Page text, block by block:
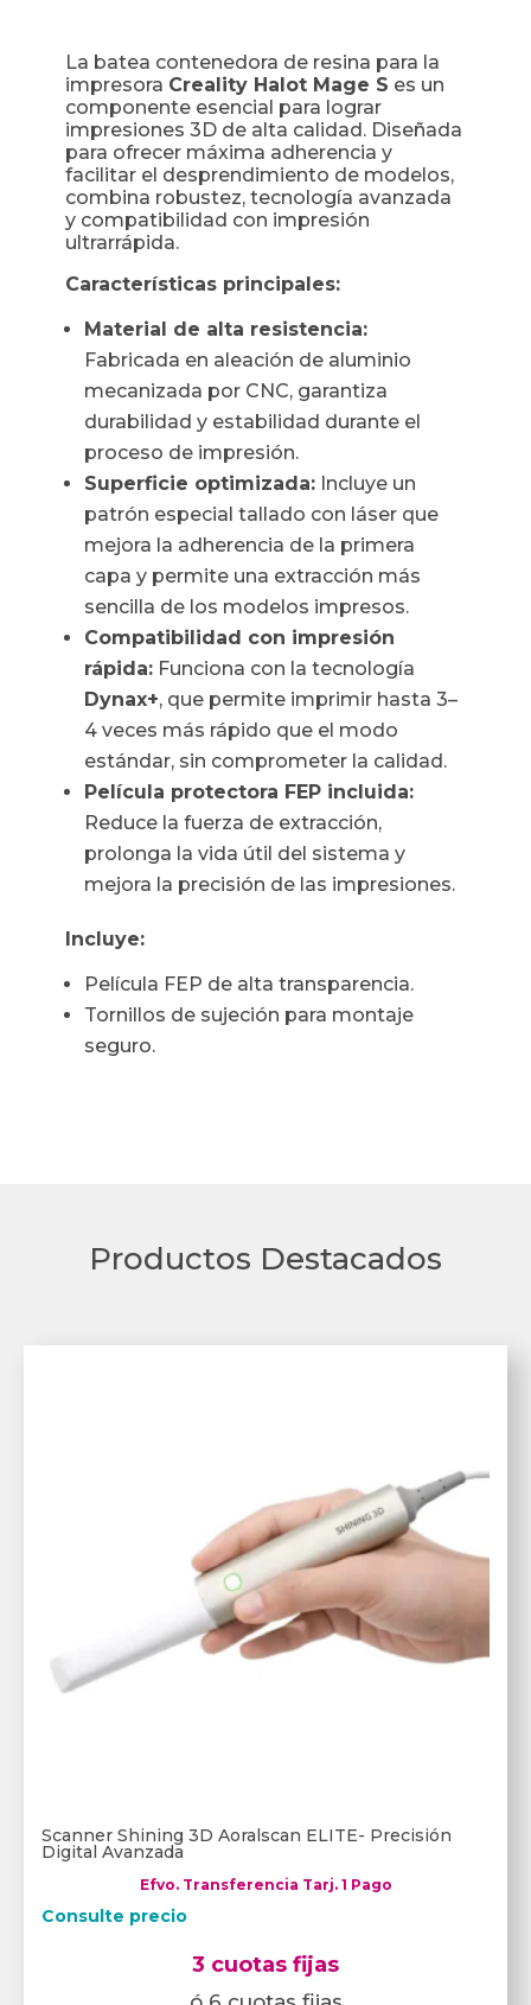
La batea contenedora de resina para la
impresora Creality Halot Mage S es un
componente esencial para lograr
impresiones 3D de alta calidad. Diseñada
para ofrecer máxima adherencia y
facilitar el desprendimiento de modelos,
combina robustez, tecnología avanzada
y compatibilidad con impresión
ultrarrápida.
Características principales:
Material de alta resistencia:
Fabricada en aleación de aluminio
mecanizada por CNC, garantiza
durabilidad y estabilidad durante el
proceso de impresión.
Superficie optimizada:Incluye un
patrón especial tallado con láser que
mejora la adherencia de la primera
capa y permite una extracción más
sencilla de los modelos impresos.
Compatibilidad con impresión
rápida:Funciona con la tecnología
Dynax+, que permite imprimir hasta 3–
4 veces más rápido que el modo
estándar, sin comprometer la calidad.
Película protectora FEP incluida:
Reduce la fuerza de extracción,
prolonga la vida útil del sistema y
mejora la precisión de las impresiones.
Incluye:
Película FEP de alta transparencia.
Tornillos de sujeción para montaje
seguro.
Productos Destacados
Scanner Shining 3D Aoralscan ELITE- Precisión
Digital Avanzada
Efvo. Transferencia Tarj. 1 Pago
Consulte precio
3 cuotas fijas